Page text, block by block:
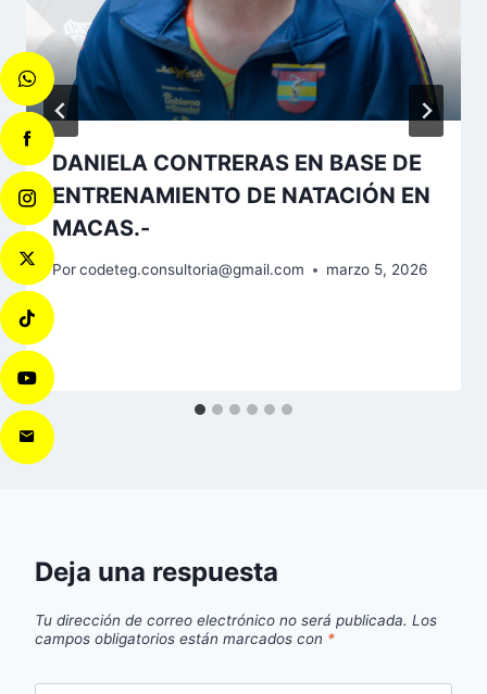
DANIELA CONTRERAS EN BASE DE
ENTRENAMIENTO DE NATACIÓN EN
MACAS.-
Porcodeteg.consultoria@gmail.com marzo 5, 2026
Deja una respuesta
Tu dirección de correo electrónico no será publicada. Los
campos obligatorios están marcados con *